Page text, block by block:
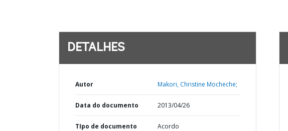
DETALHES
Autor Makori, Christine Mocheche;
Data do documento 2013/04/26
TIpo de documento Acordo